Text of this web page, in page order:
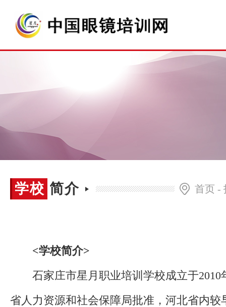
学校
学校简介 首页 -
<学校简介>
石家庄市星月职业培训学校成立于2010
省人力资源和社会保障局批准，河北省内较